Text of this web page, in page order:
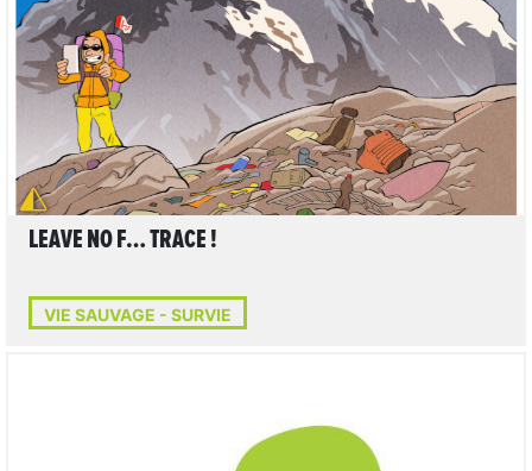
LIRE L'ARTICLE
LEAVE NO F… TRACE !
VIE SAUVAGE - SURVIE